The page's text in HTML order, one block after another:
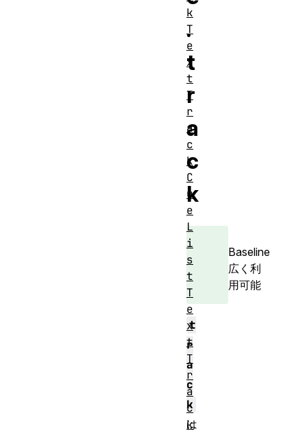
.
t
r
a
c
k
Baseline
広く利
用可能
t
r
a
c
k
は
k
T
e
x
t
T
r
a
c
k
C
u
e
L
i
s
t
T
e
x
t
T
r
a
c
k